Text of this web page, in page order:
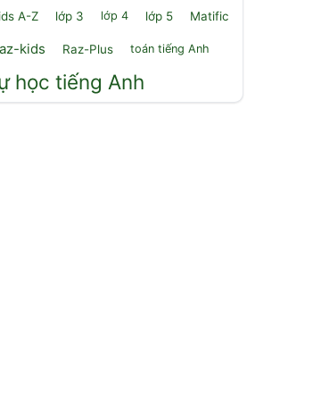
A-Z lớp 3 lớp 4 lớp 5 Matific
kids Raz-Plus toán tiếng Anh
học tiếng Anh